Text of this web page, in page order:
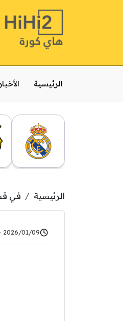
الرئيسية الأخبار
الرئيسية في
2026/01/09 - 23:00